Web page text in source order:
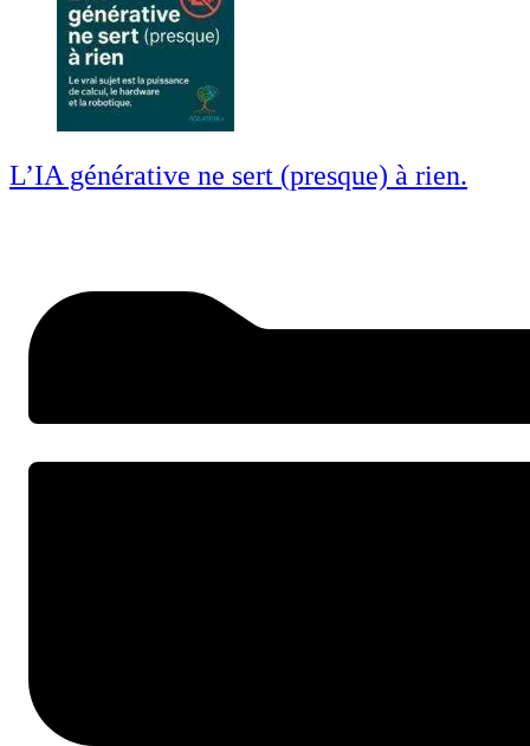
L’IA générative ne sert (presque) à rien.